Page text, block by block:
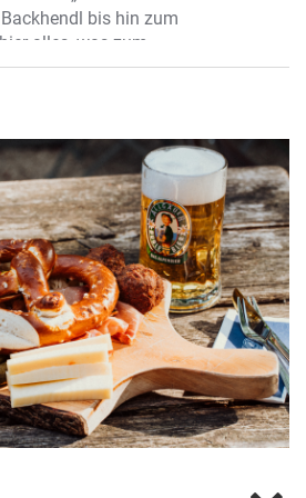
bis hin zum
alles, was zum
gehört – und
Wirtshaus am
ist aus dem
Baimken nicht mehr
Ambiente
Jungs und Madeln in
Schmankerln: Von
hausgemachtem Obazda
Kasspatzen oder
die bayerischen
darf auch
Stube oder –